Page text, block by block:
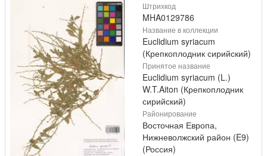
Штрихкод
MHA0129786
Название в коллекции
Euclidium syriacum
(Крепкоплодник сирийский)
Принятое название
Euclidium syriacum (L.)
W.T.Aiton (Крепкоплодник
сирийский)
Районирование
Восточная Европа,
Нижневолжский район (E9)
(Россия)